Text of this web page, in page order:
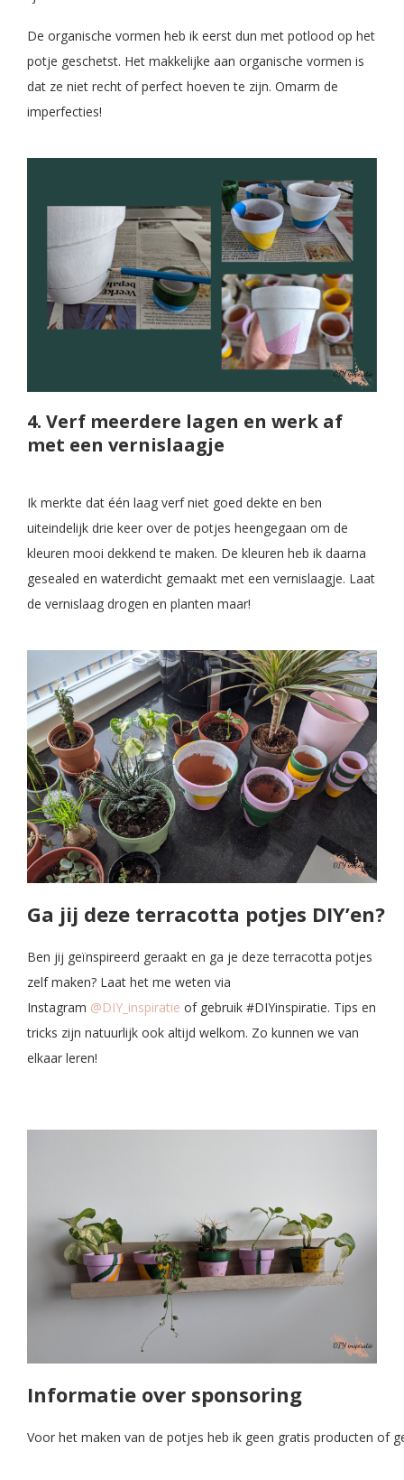
De organische vormen heb ik eerst dun met potlood op het
potje geschetst. Het makkelijke aan organische vormen is
dat ze niet recht of perfect hoeven te zijn. Omarm de
imperfecties!
4. Verf meerdere lagen en werk af
met een vernislaagje
Ik merkte dat één laag verf niet goed dekte en ben
uiteindelijk drie keer over de potjes heengegaan om de
kleuren mooi dekkend te maken. De kleuren heb ik daarna
gesealed en waterdicht gemaakt met een vernislaagje. Laat
de vernislaag drogen en planten maar!
Ga jij deze terracotta potjes DIY’en?
Ben jij geïnspireerd geraakt en ga je deze terracotta potjes
zelf maken? Laat het me weten via
Instagram @DIY_inspiratie of gebruik #DIYinspiratie. Tips en
tricks zijn natuurlijk ook altijd welkom. Zo kunnen we van
elkaar leren!
Informatie over sponsoring
Voor het maken van de potjes heb ik geen gratis producten of